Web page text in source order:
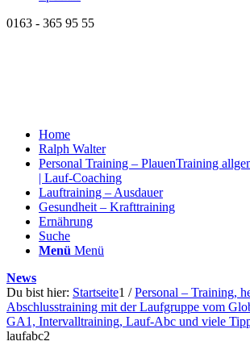
0163 - 365 95 55
Home
Ralph Walter
Personal Training – PlauenTraining
| Lauf-Coaching
Lauftraining – Ausdauer
Gesundheit – Krafttraining
Ernährung
Suche
Menü Menü
News
Du bist hier: Startseite1 / Personal – Training,
Abschlusstraining mit der Laufgruppe vom
GA1, Intervalltraining, Lauf-Abc und viele
laufabc2